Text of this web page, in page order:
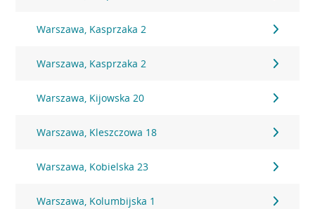
Warszawa, Kasprzaka 2
Warszawa, Kasprzaka 2
Warszawa, Kijowska 20
Warszawa, Kleszczowa 18
Warszawa, Kobielska 23
Warszawa, Kolumbijska 1